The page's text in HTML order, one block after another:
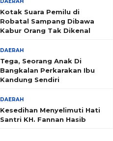
Kotak Suara Pemilu di
Robatal Sampang Dibawa
Kabur Orang Tak Dikenal
DAERAH
Tega, Seorang Anak Di
Bangkalan Perkarakan Ibu
Kandung Sendiri
DAERAH
Kesedihan Menyelimuti Hati
Santri KH. Fannan Hasib